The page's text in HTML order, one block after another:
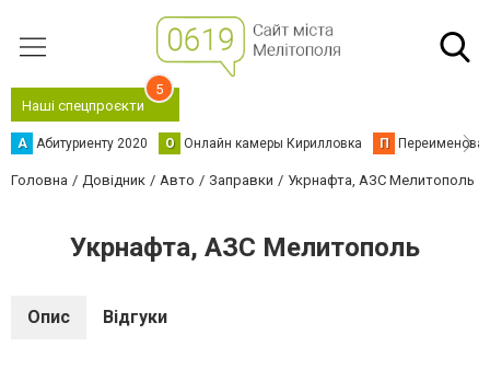
Наші спецпроєкти
5
А Абитуриенту 2020 О Онлайн камеры Кирилловка П
Головна Довідник Авто Заправки Укрнафта, АЗС Мелитополь
Укрнафта, АЗС Мелитополь
Опис Відгуки